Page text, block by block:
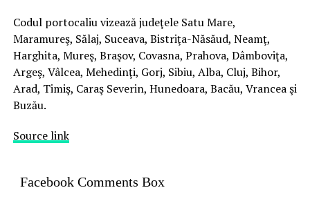
Codul portocaliu vizează judeţele Satu Mare,
Maramureş, Sălaj, Suceava, Bistriţa-Năsăud, Neamţ,
Harghita, Mureş, Braşov, Covasna, Prahova, Dâmboviţa,
Argeş, Vâlcea, Mehedinţi, Gorj, Sibiu, Alba, Cluj, Bihor,
Arad, Timiş, Caraş Severin, Hunedoara, Bacău, Vrancea şi
Buzău.
Source link
Facebook Comments Box